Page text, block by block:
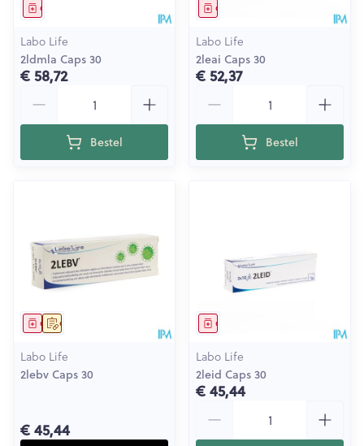
Geneesmiddel
Labo Life
2ldmla Caps 30
€ 58,72
Bestel
Geneesmiddel
Labo Life
2leai Caps 30
€ 52,37
Bestel
Op voorschrift
Geneesmiddel
Labo Life
2lebv Caps 30
€ 45,44
Geneesmiddel
Labo Life
2leid Caps 30
€ 45,44